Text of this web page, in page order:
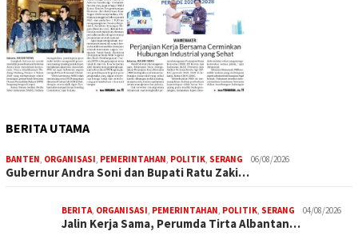
BERITA UTAMA
BANTEN, ORGANISASI, PEMERINTAHAN, POLITIK, SERANG 06/08/2026
Gubernur Andra Soni dan Bupati Ratu Zaki…
BERITA, ORGANISASI, PEMERINTAHAN, POLITIK, SERANG 04/08/2026
Jalin Kerja Sama, Perumda Tirta Albantan…